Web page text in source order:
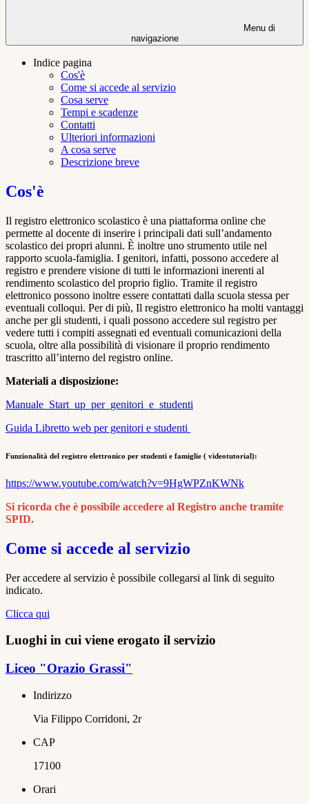
Menu di
navigazione
Indice pagina
Cos'è
Come si accede al servizio
Cosa serve
Tempi e scadenze
Contatti
Ulteriori informazioni
A cosa serve
Descrizione breve
Cos'è
Il registro elettronico scolastico è una piattaforma online che
permette al docente di inserire i principali dati sull’andamento
scolastico dei propri alunni. È inoltre uno strumento utile nel
rapporto scuola-famiglia. I genitori, infatti, possono accedere al
registro e prendere visione di tutti le informazioni inerenti al
rendimento scolastico del proprio figlio. Tramite il registro
elettronico possono inoltre essere contattati dalla scuola stessa per
eventuali colloqui. Per di più, Il registro elettronico ha molti vantaggi
anche per gli studenti, i quali possono accedere sul registro per
vedere tutti i compiti assegnati ed eventuali comunicazioni della
scuola, oltre alla possibilità di visionare il proprio rendimento
trascritto all’interno del registro online.
Materiali a disposizione:
Manuale_Start_up_per_genitori_e_studenti
Guida Libretto web per genitori e studenti
Funzionalità del registro elettronico per studenti e famiglie ( videotutorial):
https://www.youtube.com/watch?v=9HgWPZnKWNk
Si ricorda che è possibile accedere al Registro anche tramite
SPID.
Come si accede al servizio
Per accedere al servizio è possibile collegarsi al link di seguito
indicato.
Clicca qui
Luoghi in cui viene erogato il servizio
Liceo "Orazio Grassi"
Indirizzo
Via Filippo Corridoni, 2r
CAP
17100
Orari